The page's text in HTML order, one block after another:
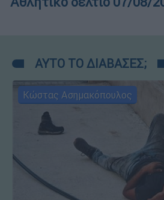
ΑΥΤΟ ΤΟ ΔΙΑΒΑΣΕΣ;
Κώστας Ασημακόπουλος